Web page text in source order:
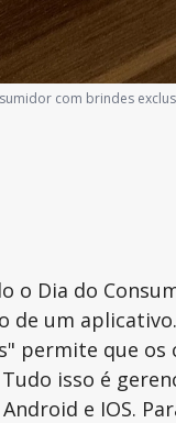
com brindes
o Dia do
um
permite que
isso é
e IOS.